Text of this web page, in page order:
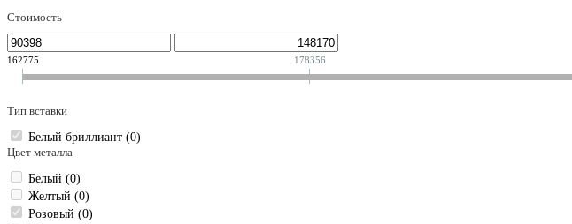
Стоимость
162775 178356
Тип вставки
Белый бриллиант (0)
Цвет металла
Белый (0)
Желтый (0)
Розовый (0)